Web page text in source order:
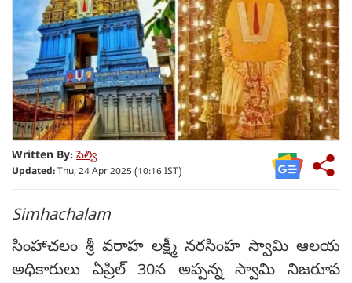
Written By: సెల్వి
Updated:Thu, 24 Apr 2025 (10:16 IST)
Simhachalam
సింహాచలం శ్రీ వరాహ లక్ష్మీ నరసింహ స్వామి ఆలయ
అధికారులు ఏప్రిల్ 30న అప్పన్న స్వామి నిజరూప